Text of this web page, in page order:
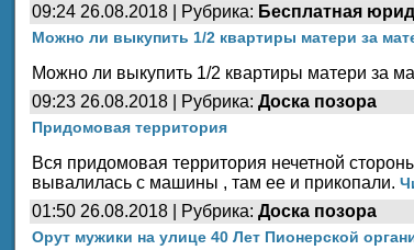
09:24 26.08.2018 | Рубрика: Бесплатная
Можно ли выкупить 1/2 квартиры матери за
Можно ли выкупить 1/2 квартиры матери за
09:23 26.08.2018 | Рубрика: Доска позора
Придомовая территория
Вся придомовая территория нечетной
вывалилась с машины , там ее и прикопали.
01:50 26.08.2018 | Рубрика: Доска позора
Орут мужики на улице 40 Лет Пионерской